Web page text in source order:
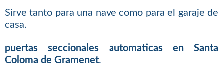
Sirve tanto para una nave como para el garaje de
casa.
puertas seccionales automaticas en Santa
Coloma de Gramenet.